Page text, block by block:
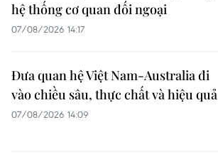
hệ thống cơ quan đối ngoại
07/08/2026 14:17
Đưa quan hệ Việt Nam-Australia đi
vào chiều sâu, thực chất và hiệu quả
07/08/2026 14:09